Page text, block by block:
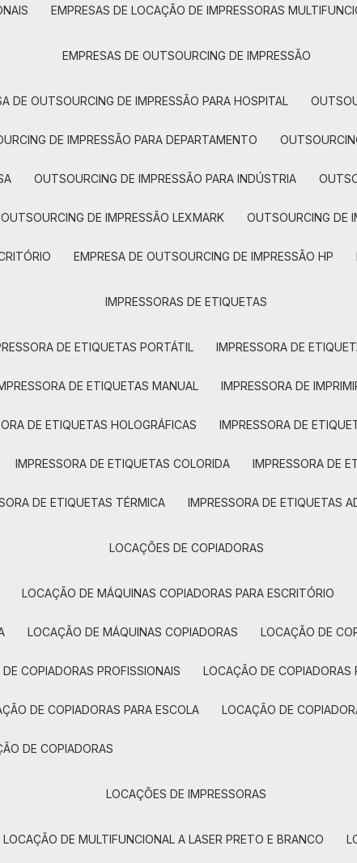
EMPRESAS DE LOCAÇÃO DE IMPRESSORAS
EMPRESAS DE OUTSOURCING DE IMPRESSÃO
DE OUTSOURCING DE IMPRESSÃO PARA HOSPITAL
DE IMPRESSÃO PARA DEPARTAMENTO
OUTSOURCING DE IMPRESSÃO PARA INDÚSTRIA
OUTSOURCING DE IMPRESSÃO LEXMARK OUTSOURCING DE
EMPRESA DE OUTSOURCING DE IMPRESSÃO HP
IMPRESSORAS DE ETIQUETAS
DE ETIQUETAS PORTÁTIL IMPRESSORA DE
DE ETIQUETAS MANUAL IMPRESSORA DE
DE ETIQUETAS HOLOGRÁFICAS IMPRESSORA DE
IMPRESSORA DE ETIQUETAS COLORIDA IMPRESSORA DE
DE ETIQUETAS TÉRMICA IMPRESSORA DE ETIQUETAS
LOCAÇÕES DE COPIADORAS
LOCAÇÃO DE MÁQUINAS COPIADORAS PARA ESCRITÓRIO
LOCAÇÃO DE MÁQUINAS COPIADORAS LOCAÇÃO DE
DE COPIADORAS PROFISSIONAIS LOCAÇÃO DE COPIADORAS
DE COPIADORAS PARA ESCOLA LOCAÇÃO DE
DE COPIADORAS
LOCAÇÕES DE IMPRESSORAS
LOCAÇÃO DE MULTIFUNCIONAL A LASER PRETO E BRANCO